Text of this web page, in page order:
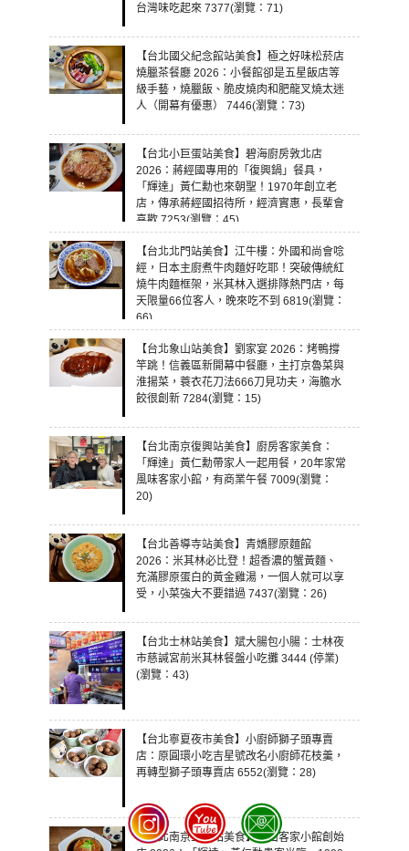
台灣味吃起來 7377(瀏覽：71)
【台北國父紀念館站美食】極之好味松菸店
燒臘茶餐廳 2026：小餐館卻是五星飯店等
級手藝，燒臘飯、脆皮燒肉和肥龍叉燒太迷
人（開幕有優惠） 7446(瀏覽：73)
【台北小巨蛋站美食】碧海廚房敦北店
2026：蔣經國專用的「復興鍋」餐具，
「輝達」黃仁勳也來朝聖！1970年創立老
店，傳承蔣經國招待所，經濟實惠，長輩會
喜歡 7253(瀏覽：45)
【台北北門站美食】江牛樓：外國和尚會唸
經，日本主廚煮牛肉麵好吃耶！突破傳統紅
燒牛肉麵框架，米其林入選排隊熱門店，每
天限量66位客人，晚來吃不到 6819(瀏覽：
66)
【台北象山站美食】劉家宴 2026：烤鴨撐
竿跳！信義區新開幕中餐廳，主打京魯菜與
淮揚菜，蓑衣花刀法666刀見功夫，海膽水
餃很創新 7284(瀏覽：15)
【台北南京復興站美食】廚房客家美食：
「輝達」黃仁勳帶家人一起用餐，20年家常
風味客家小館，有商業午餐 7009(瀏覽：
20)
【台北善導寺站美食】青嬌膠原麵館
2026：米其林必比登！超香濃的蟹黃麵、
充滿膠原蛋白的黃金雞湯，一個人就可以享
受，小菜強大不要錯過 7437(瀏覽：26)
【台北士林站美食】斌大腸包小腸：士林夜
市慈諴宮前米其林餐盤小吃攤 3444 (停業)
(瀏覽：43)
【台北寧夏夜市美食】小廚師獅子頭專賣
店：原圓環小吃吉星號改名小廚師花枝羹，
再轉型獅子頭專賣店 6552(瀏覽：28)
【台北南京三民站美食】金山客家小館創始